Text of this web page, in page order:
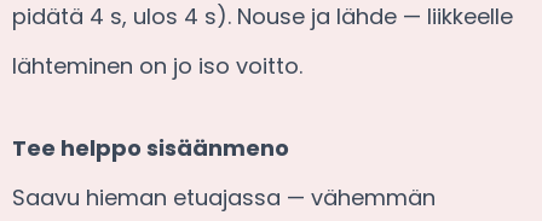
pidätä 4 s, ulos 4 s). Nouse ja lähde — liikkeelle
lähteminen on jo iso voitto.
Tee helppo sisäänmeno
Saavu hieman etuajassa — vähemmän